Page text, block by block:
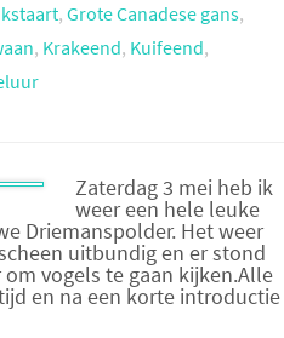
, Grote Canadese gans,
, Krakeend, Kuifeend,
Zaterdag 3 mei heb ik
weer een hele leuke
Driemanspolder. Het weer
uitbundig en er stond
vogels te gaan kijken.Alle
en na een korte introductie